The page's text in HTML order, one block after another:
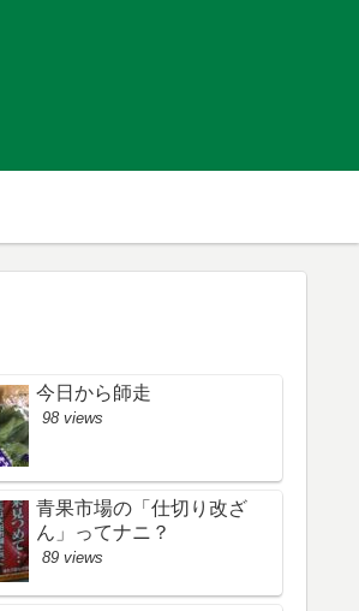
今日から師走
98 views
青果市場の「仕切り改ざ
ん」ってナニ？
89 views